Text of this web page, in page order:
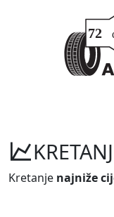
Kretanje najniže